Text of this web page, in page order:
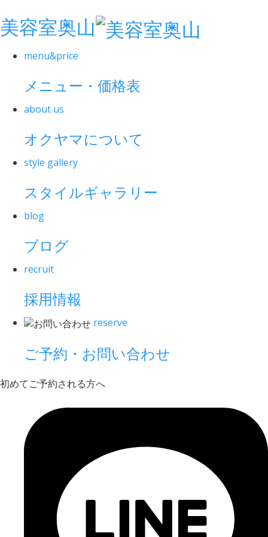
美容室奥山
menu&price
メニュー・価格表
about us
オクヤマについて
style gallery
スタイルギャラリー
blog
ブログ
recruit
採用情報
reserve
ご予約・お問い合わせ
初めてご予約される方へ